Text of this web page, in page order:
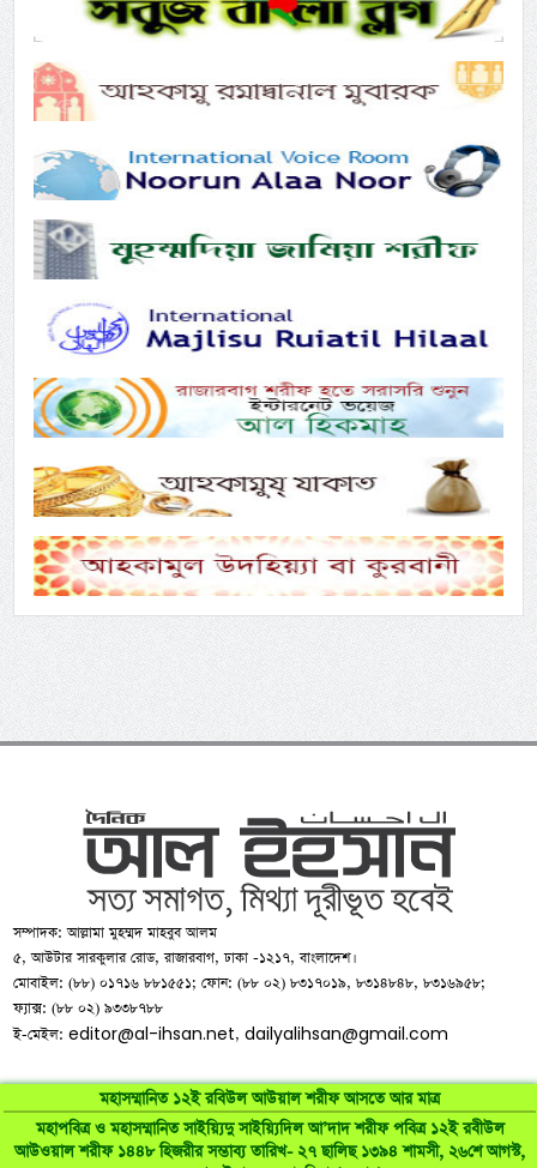
মহাসম্মানিত ১২ই রবিউল আউয়াল শরীফ আসতে আর মাত্র
মহাপবিত্র ও মহাসম্মানিত সাইয়্যিদু সাইয়্যিদিল আ’দাদ শরীফ পবিত্র ১২ই রবীউল
আউওয়াল শরীফ ১৪৪৮ হিজরীর সম্ভাব্য তারিখ- ২৭ ছালিছ ১৩৯৪ শামসী, ২৬শে আগস্ট,
সম্পাদক: আল্লামা মুহম্মদ মাহবুব আলম
৫, আউটার সারকুলার রোড, রাজারবাগ, ঢাকা -১২১৭, বাংলাদেশ।
মোবাইল: (৮৮) ০১৭১৬ ৮৮১৫৫১; ফোন: (৮৮ ০২) ৮৩১৭০১৯, ৮৩১৪৮৪৮, ৮৩১৬৯৫৮;
ফ্যাক্স: (৮৮ ০২) ৯৩৩৮৭৮৮
ই-মেইল:editor@al-ihsan.net,dailyalihsan@gmail.com
©al-ihsan.net2007-2026. All Rights Reserved | Developed by: